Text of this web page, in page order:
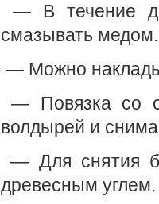
— В течение
смазывать медом.
— Можно
— Повязка со
волдырей и
— Для снятия
древесным углем.